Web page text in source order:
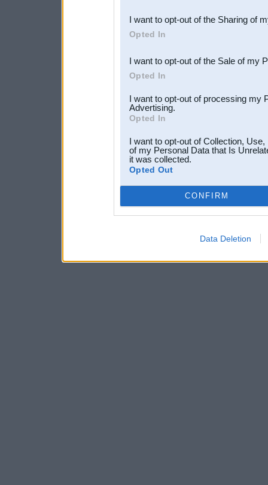
Downstream Participants
third parties.
I want to opt-out of the Sharing of
Opted In
I want to opt-out of the Sale of my
Opted In
I want to opt-out of processing my
Advertising.
Opted In
I want to opt-out of Collection,
of my Personal Data that Is
it was collected.
Opted Out
CONFIRM
Data Deletion